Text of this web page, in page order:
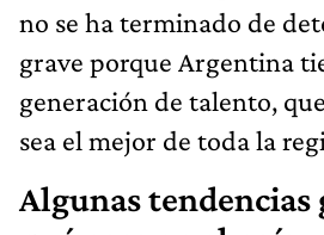
no se ha terminado de
grave porque Argentina
generación de talento,
sea el mejor de toda la
Algunas tendencias